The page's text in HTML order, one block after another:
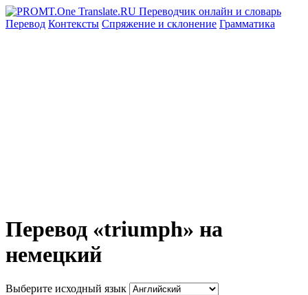
Перевод Контексты Спряжение и склонение Грамматика
Перевод «triumph» на
немецкий
Выберите исходный язык